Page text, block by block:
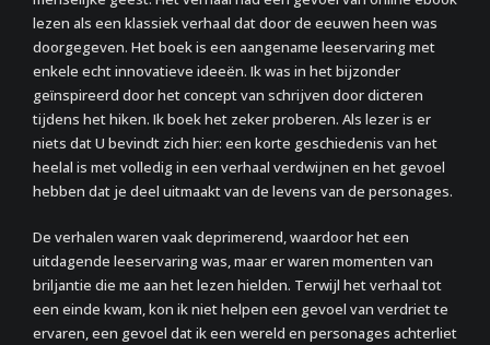
lezen als een klassiek verhaal dat door de eeuwen heen was
doorgegeven. Het boek is een aangename leeservaring met
enkele echt innovatieve ideeën. Ik was in het bijzonder
geïnspireerd door het concept van schrijven door dicteren
tijdens het hiken. Ik boek het zeker proberen. Als lezer is er
niets dat U bevindt zich hier: een korte geschiedenis van het
heelal is met volledig in een verhaal verdwijnen en het gevoel
hebben dat je deel uitmaakt van de levens van de personages.
De verhalen waren vaak deprimerend, waardoor het een
uitdagende leeservaring was, maar er waren momenten van
briljantie die me aan het lezen hielden. Terwijl het verhaal tot
een einde kwam, kon ik niet helpen een gevoel van verdriet te
ervaren, een gevoel dat ik een wereld en personages achterliet